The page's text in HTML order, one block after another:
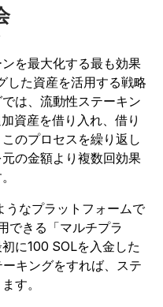
を最大化する最も効果
した資産を活用する戦略
は、流動性ステーキン
資産を借り入れ、借り
のプロセスを繰り返し
の金額より複数回効果
うなプラットフォームで
できる「マルチプラ
に100 SOLを入金した
キングをすれば、ステ
す。